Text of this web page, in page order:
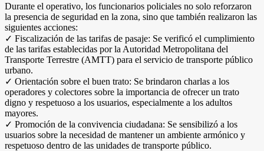
Durante el operativo, los funcionarios policiales no solo reforzaron
la presencia de seguridad en la zona, sino que también realizaron las
siguientes acciones:
✓ Fiscalización de las tarifas de pasaje: Se verificó el cumplimiento
de las tarifas establecidas por la Autoridad Metropolitana del
Transporte Terrestre (AMTT) para el servicio de transporte público
urbano.
✓ Orientación sobre el buen trato: Se brindaron charlas a los
operadores y colectores sobre la importancia de ofrecer un trato
digno y respetuoso a los usuarios, especialmente a los adultos
mayores.
✓ Promoción de la convivencia ciudadana: Se sensibilizó a los
usuarios sobre la necesidad de mantener un ambiente armónico y
respetuoso dentro de las unidades de transporte público.